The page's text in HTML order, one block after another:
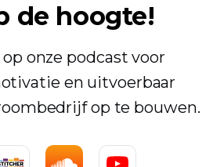
de hoogte!
onze podcast voor
en uitvoerbaar
op te bouwen.